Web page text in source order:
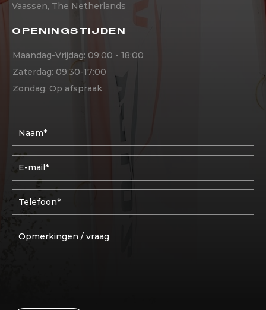
Vaassen, The Netherlands
OPENINGSTIJDEN
Maandag-Vrijdag: 09:00 - 18:00
Zaterdag: 09:30-17:00
Zondag: Op afspraak